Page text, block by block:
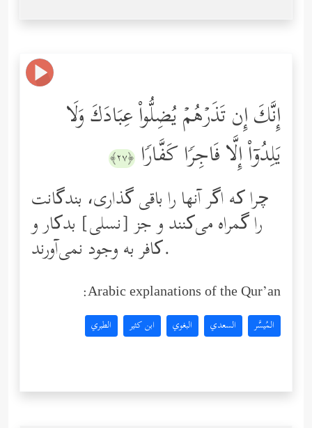
إِنَّكَ إِن تَذَرۡهُمۡ یُضِلُّواْ عِبَادَكَ وَلَا
یَلِدُوۤاْ إِلَّا فَاجِرࣰا كَفَّارࣰا ﴿٢٧﴾
چرا که اگر آنها را باقی گذاری، بندگانت
را گمراه می‌کنند و جز [نسلی] بدکار و
کافر به وجود نمی‌آورند.
Arabic explanations of the Qur’an:
المُيسَّر السعدي البغوي ابن كثير الطبري